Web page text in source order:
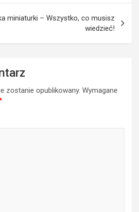
miniaturki – Wszystko, co musisz
wiedzieć!
zostanie opublikowany. Wymagane